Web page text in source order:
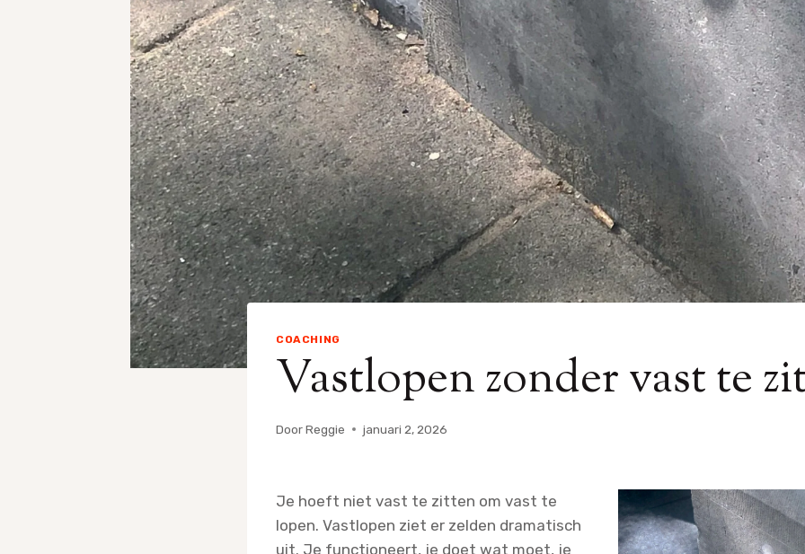
COACHING
Vastlopen zonder vast te
DoorReggie januari 2, 2026
Je hoeft niet vast te zitten om vast te
lopen. Vastlopen ziet er zelden dramatisch
uit. Je functioneert, je doet wat moet, je